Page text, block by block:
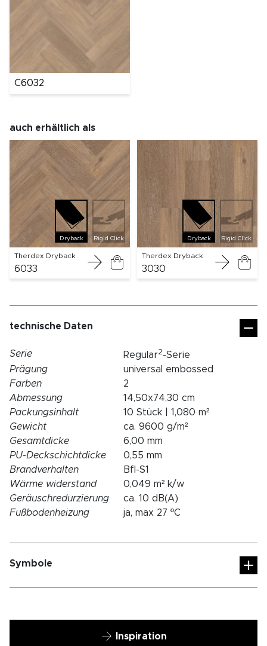
C6032
auch erhältlich als
Dryback Rigid Click
Therdex Dryback
6033
Dryback Rigid Click
Therdex Dryback
3030
technische Daten
Serie Regular2-Serie
Prägung
universal embossed
Farben
2
Abmessung
14,50x74,30 cm
Packungsinhalt
10 Stück | 1,080 m²
Gewicht
ca. 9600 g/m²
Gesamtdicke
6,00 mm
PU-Deckschichtdicke
0,55 mm
Brandverhalten
Bfl-S1
Wärme widerstand
0,049 m² k/w
Geräuschredurzierung
ca. 10 dB(A)
Fußbodenheizung
ja, max 27 ºC
Symbole
Inspiration